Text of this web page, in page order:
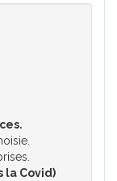
la Covid)